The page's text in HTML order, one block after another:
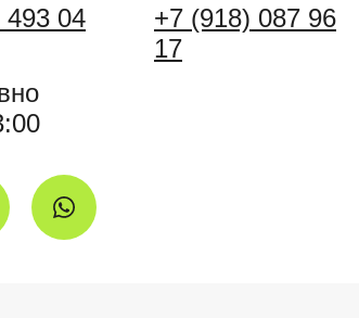
493 04
+7 (918) 087 96
17